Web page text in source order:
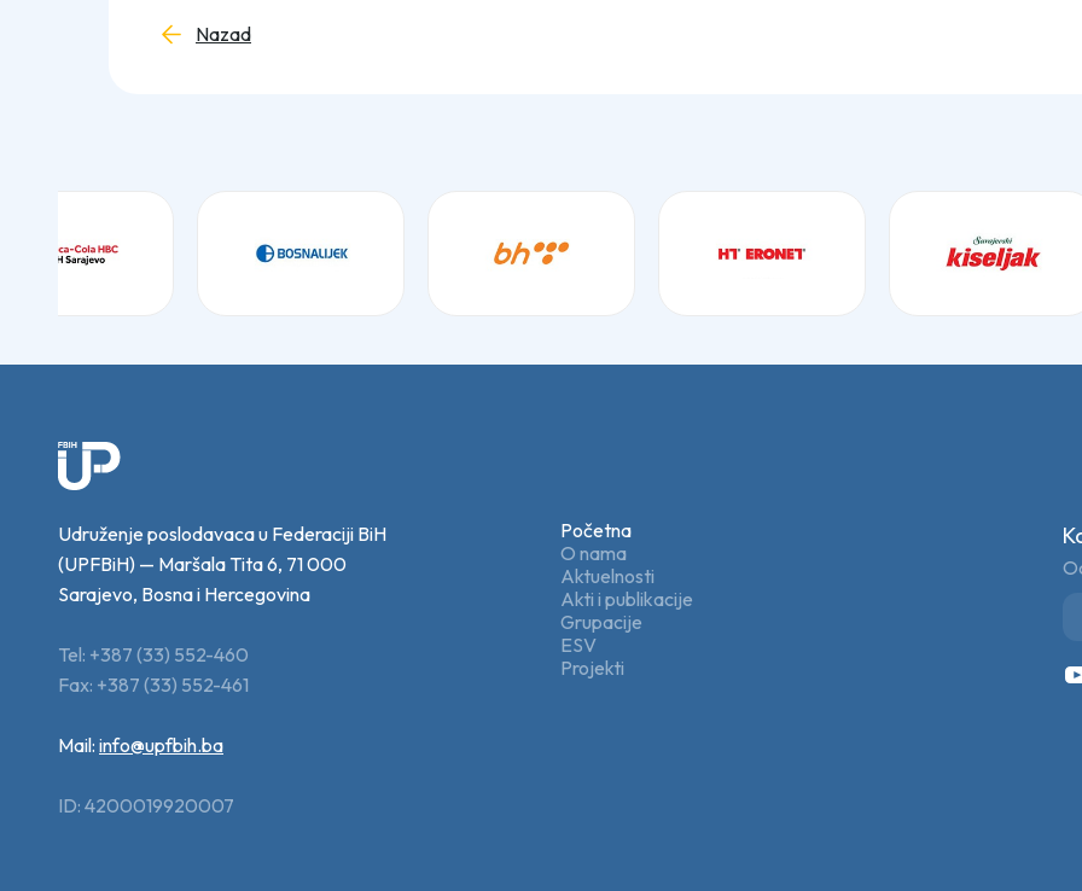
Nazad
Udruženje poslodavaca u Federaciji BiH
(UPFBiH) — Maršala Tita 6, 71 000
Sarajevo, Bosna i Hercegovina
Tel: +387 (33) 552-460
Fax: +387 (33) 552-461
Mail: info@upfbih.ba
ID: 4200019920007
Početna
O nama
Aktuelnosti
Akti i publikacije
Grupacije
ESV
Projekti